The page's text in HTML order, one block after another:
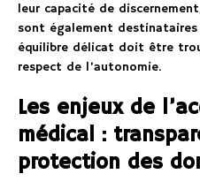
leur capacité de
sont également
équilibre délicat doit être
respect de l’autonomie.
Les enjeux de
médical :
protection des